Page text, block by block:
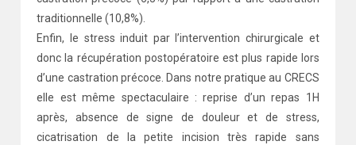
traditionnelle (10,8%).
Enfin, le stress induit par l’intervention chirurgicale et
donc la récupération postopératoire est plus rapide lors
d’une castration précoce. Dans notre pratique au CRECS
elle est même spectaculaire : reprise d’un repas 1H
après, absence de signe de douleur et de stress,
cicatrisation de la petite incision très rapide sans